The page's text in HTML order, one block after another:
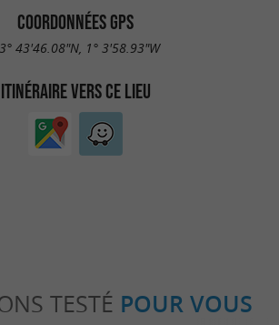
COORDONNÉES GPS
43'46.08"N, 1° 3'58.93"W
ITINÉRAIRE VERS CE LIEU
TESTÉ POUR VOUS